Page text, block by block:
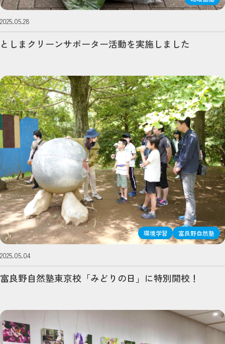
2025.05.28
としまクリーンサポーター活動を実施しました
環境学習 富良野自然塾
2025.05.04
富良野自然塾東京校「みどりの日」に特別開校！